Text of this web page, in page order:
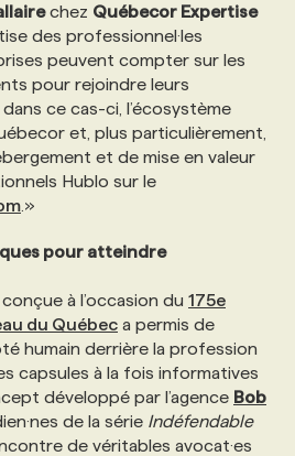
SUBVENTIONS
NOUS
chez Québecor Expertise
des professionnel·les
peuvent compter sur les
pour rejoindre leurs
ce cas-ci, l’écosystème
et, plus particulièrement,
et de mise en valeur
Hublo sur le
.»
pour atteindre
à l’occasion du 175e
du Québec a permis de
humain derrière la profession
capsules à la fois informatives
développé par l’agence Bob
de la série Indéfendable
de véritables avocat·es